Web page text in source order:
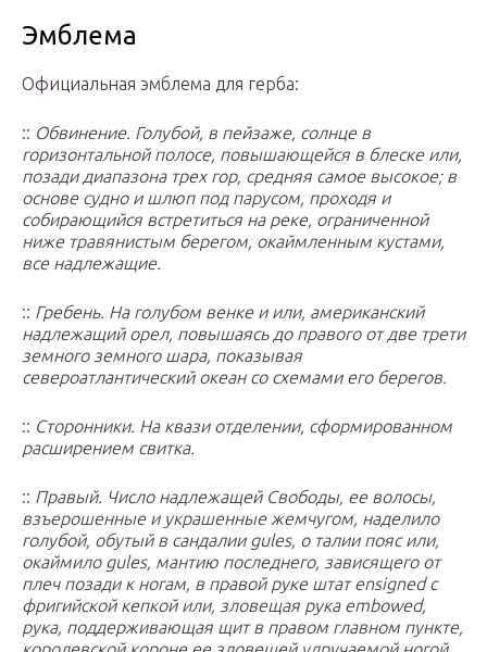
Эмблема
Официальная эмблема для герба:
:: Обвинение. Голубой, в пейзаже, солнце в
горизонтальной полосе, повышающейся в блеске или,
позади диапазона трех гор, средняя самое высокое; в
основе судно и шлюп под парусом, проходя и
собирающийся встретиться на реке, ограниченной
ниже травянистым берегом, окаймленным кустами,
все надлежащие.
:: Гребень. На голубом венке и или, американский
надлежащий орел, повышаясь до правого от две трети
земного земного шара, показывая
североатлантический океан со схемами его берегов.
:: Сторонники. На квази отделении, сформированном
расширением свитка.
:: Правый. Число надлежащей Свободы, ее волосы,
взъерошенные и украшенные жемчугом, наделило
голубой, обутый в сандалии gules, о талии пояс или,
окаймило gules, мантию последнего, зависящего от
плеч позади к ногам, в правой руке штат ensigned с
фригийской кепкой или, зловещая рука embowed,
рука, поддерживающая щит в правом главном пункте,